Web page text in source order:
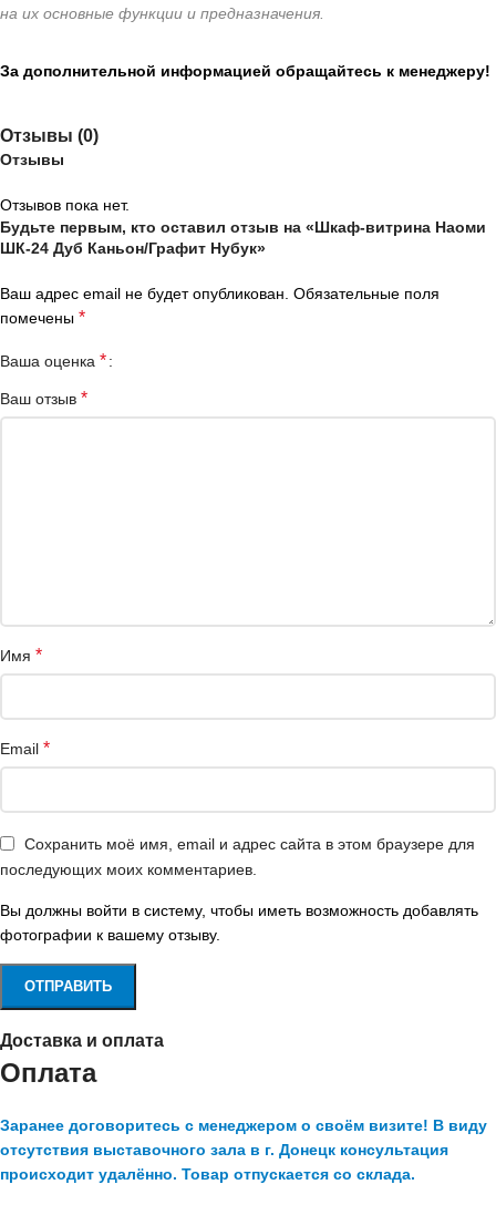
на их основные функции и предназначения.
За дополнительной информацией обращайтесь к менеджеру!
Отзывы (0)
Отзывы
Отзывов пока нет.
Будьте первым, кто оставил отзыв на «Шкаф-витрина Наоми
ШК-24 Дуб Каньон/Графит Нубук»
Ваш адрес email не будет опубликован. Обязательные поля
помечены *
Ваша оценка *
Ваш отзыв *
Имя *
Email *
Сохранить моё имя, email и адрес сайта в этом браузере для
последующих моих комментариев.
Вы должны войти в систему, чтобы иметь возможность добавлять
фотографии к вашему отзыву.
Доставка и оплата
Оплата
Заранее договоритесь с менеджером о своём визите! В виду
отсутствия выставочного зала в г. Донецк консультация
происходит удалённо. Товар отпускается со склада.